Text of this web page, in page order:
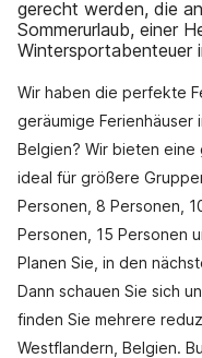
gerecht werden, die
Sommerurlaub, einer
Wintersportabenteuer
Wir haben die perfekte
geräumige Ferienhäuser
Belgien? Wir bieten eine
ideal für größere
Personen, 8 Personen,
Personen, 15 Personen
Planen Sie, in den
Dann schauen Sie sich
finden Sie mehrere
Westflandern, Belgien.